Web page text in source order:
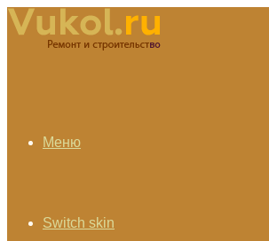
Меню
Switch skin